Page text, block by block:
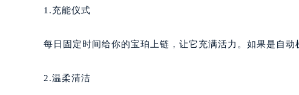
1.充能仪式
每日固定时间给你的宝珀上链，让它充满活力。如果是自
2.温柔清洁